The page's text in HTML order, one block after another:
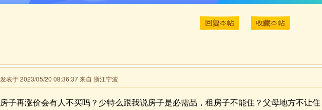
发表于 2023/05/20 08:36:37 来自 浙江宁波
房子再涨价会有人不买吗？少特么跟我说房子是必需品，租房子不能住？父母地方不让